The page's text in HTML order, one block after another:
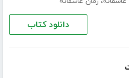
دانلود کتاب